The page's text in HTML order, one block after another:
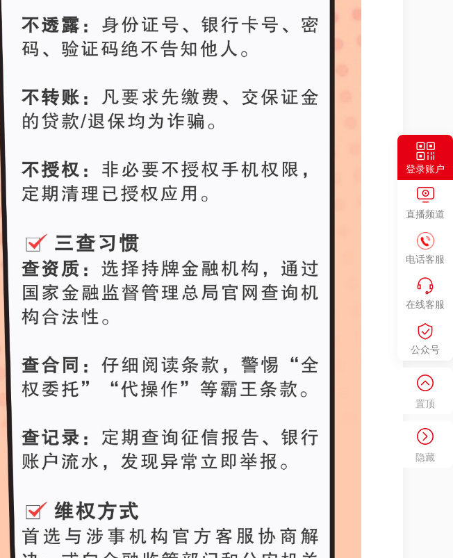
登录账户
直播频道
电话客服
在线客服
公众号
置顶
隐藏